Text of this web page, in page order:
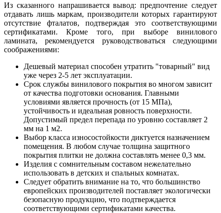
Из сказанного напрашивается вывод: предпочтение следует
отдавать лишь маркам, производители которых гарантируют
отсутствие фталатов, подтверждая это соответствующими
сертификатами. Кроме того, при выборе винилового
ламината, рекомендуется руководствоваться следующими
соображениями:
Дешевый материал способен утратить "товарный" вид
уже через 2-5 лет эксплуатации.
Срок службы винилового покрытия во многом зависит
от качества подготовки основания. Главными
условиями является прочность (от 15 МПа),
устойчивость и идеальная ровность поверхности.
Допустимый предел перепада по уровню составляет 2
мм на 1 м2.
Выбор класса износостойкости диктуется назначением
помещения. В любом случае толщина защитного
покрытия плитки не должна составлять менее 0,3 мм.
Изделия с сомнительным составом нежелательно
использовать в детских и спальных комнатах.
Следует обратить внимание на то, что большинство
европейских производителей поставляет экологически
безопасную продукцию, что подтверждается
соответствующими сертификатами качества.